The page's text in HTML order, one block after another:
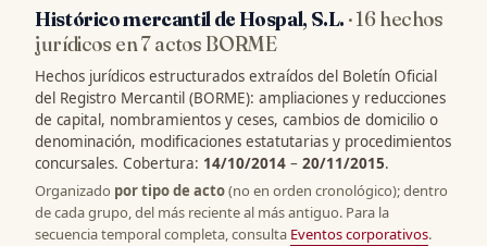
Histórico mercantil de Hospal, S.L. · 16 hechos
jurídicos en 7 actos BORME
Hechos jurídicos estructurados extraídos del Boletín Oficial
del Registro Mercantil (BORME): ampliaciones y reducciones
de capital, nombramientos y ceses, cambios de domicilio o
denominación, modificaciones estatutarias y procedimientos
concursales. Cobertura: 14/10/2014 – 20/11/2015.
Organizado por tipo de acto(no en orden cronológico); dentro
de cada grupo, del más reciente al más antiguo. Para la
secuencia temporal completa, consulta Eventos corporativos.